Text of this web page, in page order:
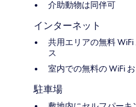
介助動物は同伴可
インターネット
共用エリアの無料
ス
室内での無料の WiFi
駐車場